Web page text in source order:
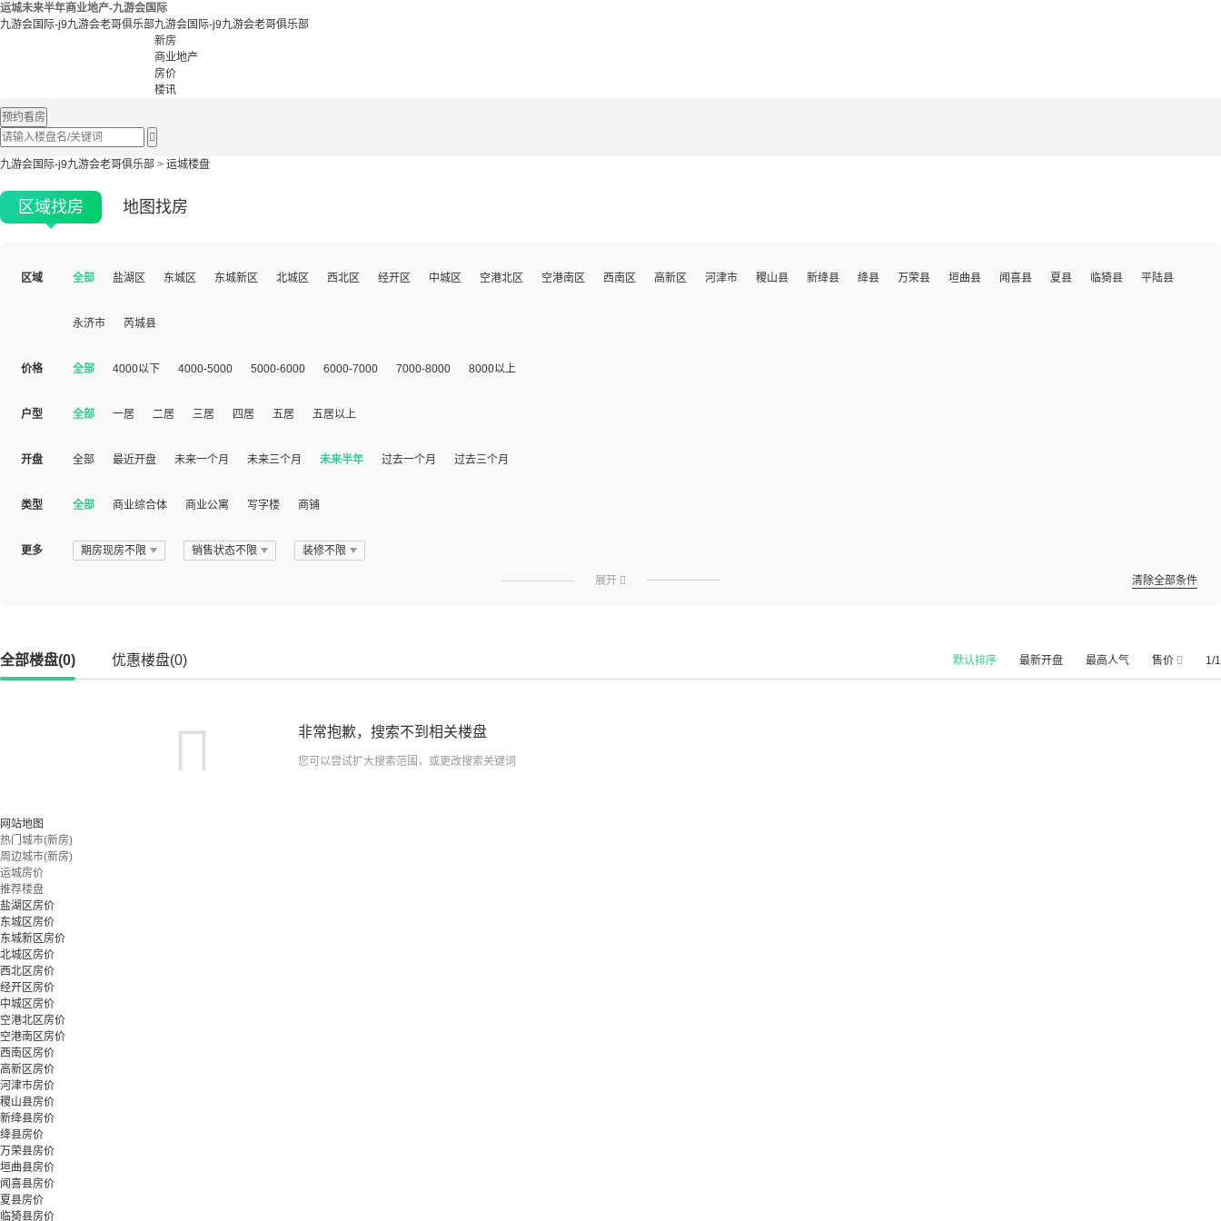
运城未来半年商业地产-九游会国际
九游会国际-j9九游会老哥俱乐部九游会国际-j9九游会老哥俱乐部
新房
商业地产
房价
楼讯
预约看房

九游会国际-j9九游会老哥俱乐部 > 运城楼盘
区域找房 地图找房
区域 全部 盐湖区 东城区 东城新区 北城区 西北区 经开区 中城区 空港北区 空港南区 西南区 高新区 河津市 稷山县 新绛县 绛县 万荣县 垣曲县 闻喜县 夏县 临猗县 平陆县
永济市 芮城县
价格 全部 4000以下 4000-5000 5000-6000 6000-7000 7000-8000 8000以上
户型 全部 一居 二居 三居 四居 五居 五居以上
开盘 全部 最近开盘 未来一个月 未来三个月 未来半年 过去一个月 过去三个月
类型 全部 商业综合体 商业公寓 写字楼 商铺
更多 期房现房不限 销售状态不限 装修不限
展开  清除全部条件
全部楼盘(0) 优惠楼盘(0) 1/1
默认排序 最新开盘 最高人气 售价
非常抱歉，搜索不到相关楼盘
您可以尝试扩大搜索范围，或更改搜索关键词
网站地图
热门城市(新房)
周边城市(新房)
运城房价
推荐楼盘
盐湖区房价
东城区房价
东城新区房价
北城区房价
西北区房价
经开区房价
中城区房价
空港北区房价
空港南区房价
西南区房价
高新区房价
河津市房价
稷山县房价
新绛县房价
绛县房价
万荣县房价
垣曲县房价
闻喜县房价
夏县房价
临猗县房价